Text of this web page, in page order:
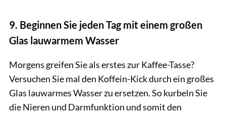
9. Beginnen Sie jeden Tag mit einem großen
Glas lauwarmem Wasser
Morgens greifen Sie als erstes zur Kaffee-Tasse?
Versuchen Sie mal den Koffein-Kick durch ein großes
Glas lauwarmes Wasser zu ersetzen. So kurbeln Sie
die Nieren und Darmfunktion und somit den